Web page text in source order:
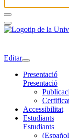
Editar
Presentació
Presentació
Accessibilitat
Estudiants
Estudiants